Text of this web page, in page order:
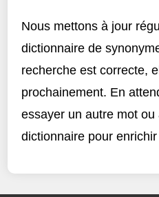
Nous mettons à jour
dictionnaire de
recherche est correcte,
prochainement. En
essayer un autre mot
dictionnaire pour